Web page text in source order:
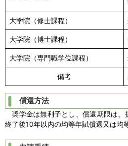
大学院（修士課程）
大学院（博士課程）
大学院（専門職学位課程）
備考
償還方法
奨学金は無利子とし、償還期限は、
終了後10年以内の均等年賦償還又は均